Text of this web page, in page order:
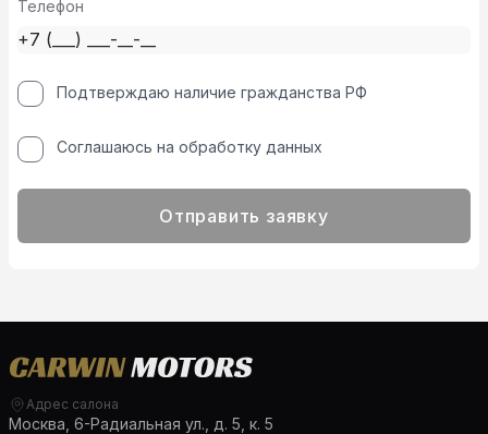
Телефон
Подтверждаю наличие гражданства РФ
Соглашаюсь на обработку данных
Отправить заявку
Адрес салона
Москва, 6-Радиальная ул., д. 5, к. 5